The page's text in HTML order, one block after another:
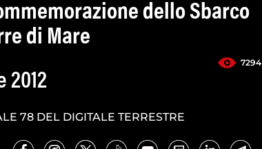
dello Sbarco
di Mare
7294
2012
78 DEL DIGITALE TERRESTRE